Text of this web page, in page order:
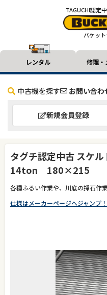
TAGUCHI認定
バケッ
レンタル 修理・
中古機を探す お問い合わ
新規会員登録
タグチ認定中古 スケ
14ton 180×215
各種ふるい作業や、川底の採石作
仕様はメーカーページへジャンプ！